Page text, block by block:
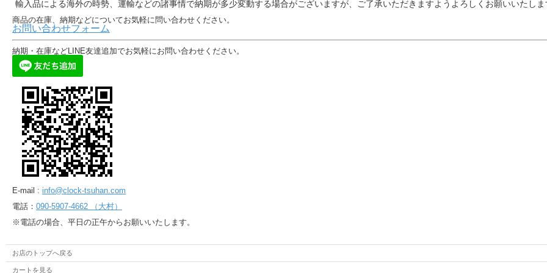
輸入品による海外の時勢、運輸などの諸事情で納期が多少変動する場合がございますが、ご了承いただきますようよろしくお願いいたしま
商品の在庫、納期などについてお気軽に問い合わせください。
お問い合わせフォーム
納期・在庫などLINE友達追加でお気軽にお問い合わせください。
E-mail : info@clock-tsuhan.com
電話： 090-5907-4662 （大村）
※電話の場合、平日の正午からお願いいたします。
お店のトップへ戻る
カートを見る